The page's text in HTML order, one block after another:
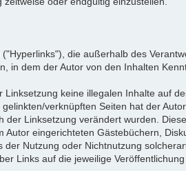
die außerhalb des
in dem der Autor von den Inhalten
keine illegalen Inhalte auf
verknüpften Seiten hat der
Linksetzung verändert wurden.
eingerichteten Gästebüchern,
Nutzung oder Nichtnutzung
Links auf die jeweilige Veröffentlichung